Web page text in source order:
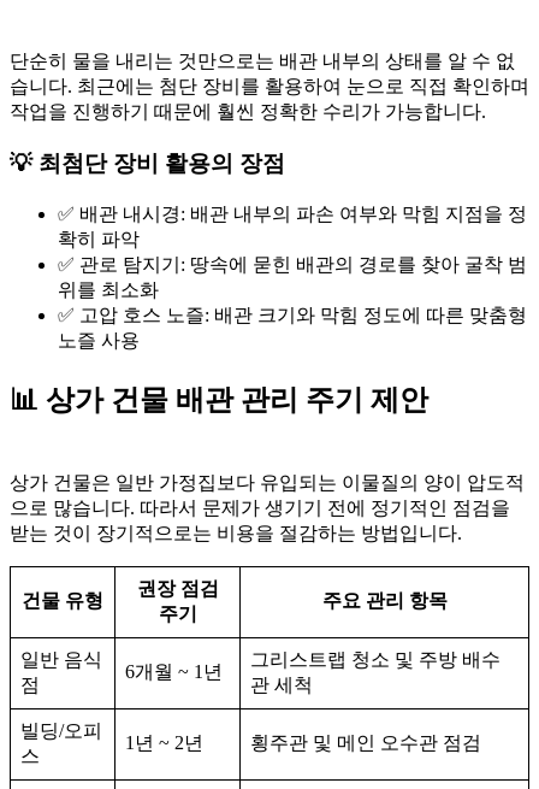
단순히 물을 내리는 것만으로는 배관 내부의 상태를 알 수 없
습니다. 최근에는 첨단 장비를 활용하여 눈으로 직접 확인하며
작업을 진행하기 때문에 훨씬 정확한 수리가 가능합니다.
💡 최첨단 장비 활용의 장점
✅ 배관 내시경: 배관 내부의 파손 여부와 막힘 지점을 정
확히 파악
✅ 관로 탐지기: 땅속에 묻힌 배관의 경로를 찾아 굴착 범
위를 최소화
✅ 고압 호스 노즐: 배관 크기와 막힘 정도에 따른 맞춤형
노즐 사용
📊 상가 건물 배관 관리 주기 제안
상가 건물은 일반 가정집보다 유입되는 이물질의 양이 압도적
으로 많습니다. 따라서 문제가 생기기 전에 정기적인 점검을
받는 것이 장기적으로는 비용을 절감하는 방법입니다.
건물 유형
권장 점검
주기
주요 관리 항목
일반 음식
점
6개월 ~ 1년
그리스트랩 청소 및 주방 배수
관 세척
빌딩/오피
스
1년 ~ 2년 횡주관 및 메인 오수관 점검